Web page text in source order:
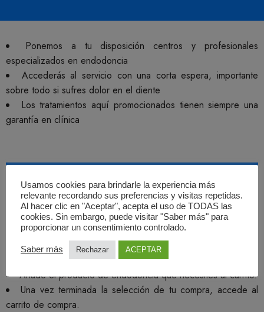
Ponemos a tu disposición centros y profesionales
especializados en endodoncia
Accederás al servicio con una corta espera, importante
sobre todo si sufres dolor en el diente
Los tratamientos aquí promocionados tienen siempre una
garantía en clínica
COMPRA ONLINE Y RESERVA
TU CITA
Añade el producto de endodoncia que necesites al carrito.
Una vez terminada la selección de tu compra, accede al
carrito de compra.
Usamos cookies para brindarle la experiencia más
relevante recordando sus preferencias y visitas repetidas.
Al hacer clic en "Aceptar", acepta el uso de TODAS las
cookies. Sin embargo, puede visitar "Saber más" para
proporcionar un consentimiento controlado.
Saber más Rechazar ACEPTAR